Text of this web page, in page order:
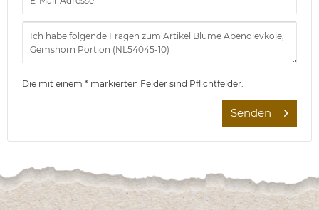
Die mit einem * markierten Felder sind Pflichtfelder.
Senden